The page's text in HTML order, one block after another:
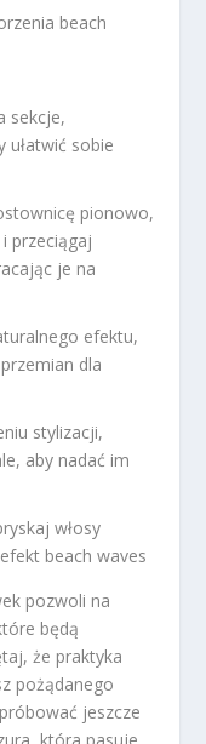
beach
sekcje,
ułatwić sobie
pionowo,
przeciągaj
je na
efektu,
dla
stylizacji,
aby nadać im
włosy
beach waves
pozwoli na
będą
że praktyka
pożądanego
jeszcze
która pasuje